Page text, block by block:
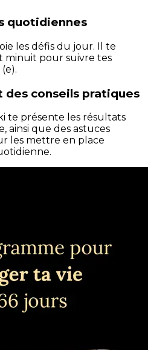
quotidiennes
les défis du jour. Il te
minuit pour suivre tes
des conseils pratiques
te présente les résultats
que des astuces
les mettre en place